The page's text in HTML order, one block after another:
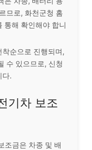
므로, 화천군청 홈
통해 확인해야 합니
순으로 진행되며,
수 있으므로, 신청
다.
기차 보조
조금은 차종 및 배